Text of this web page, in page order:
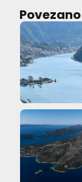
Povezano